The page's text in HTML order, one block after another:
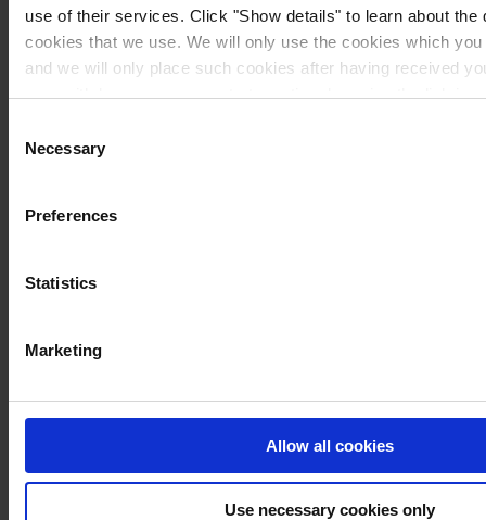
use of their services. Click "Show details" to learn about the
cookies that we use. We will only use the cookies which
and we will only place such cookies after having received
may withdraw your consent at any time by using the link in
ourPrivacy Notice
Selection
Necessary
Preferences
Statistics
Marketing
Allow all cookies
Use necessary cookies only